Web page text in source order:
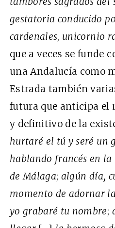
gestatoria conducido
cardenales, unicornio
que a veces se funde
una Andalucía como
Estrada también
futura que anticipa el
y definitivo de la
hurtaré el tú y seré un
hablando francés en
de Málaga; algún día,
momento de adornar
yo grabaré tu nombre;